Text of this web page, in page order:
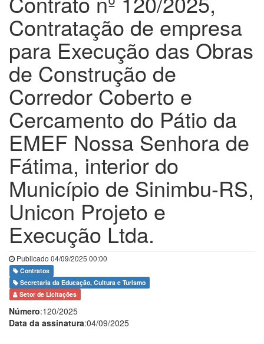
Contratação de empresa
para Execução das Obras
de Construção de
Corredor Coberto e
Cercamento do Pátio da
EMEF Nossa Senhora de
Fátima, interior do
Município de Sinimbu-RS,
Unicon Projeto e
Execução Ltda.
Publicado 04/09/2025 00:00
Contratos
Secretaria da Educação, Cultura e Turismo
Setor de Licitações
Número:120/2025
Data da assinatura:04/09/2025